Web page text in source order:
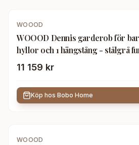
WOOOD
WOOOD Dennis garderob för
hyllor och 1 hängstång - stålgrå
11 159 kr
Köp hos Bobo Home
WOOOD